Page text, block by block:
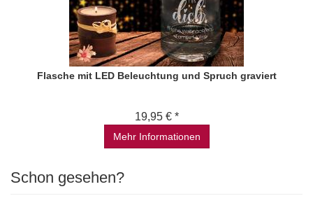
Flasche mit LED Beleuchtung und Spruch graviert
19,95 € *
Mehr Informationen
Schon gesehen?